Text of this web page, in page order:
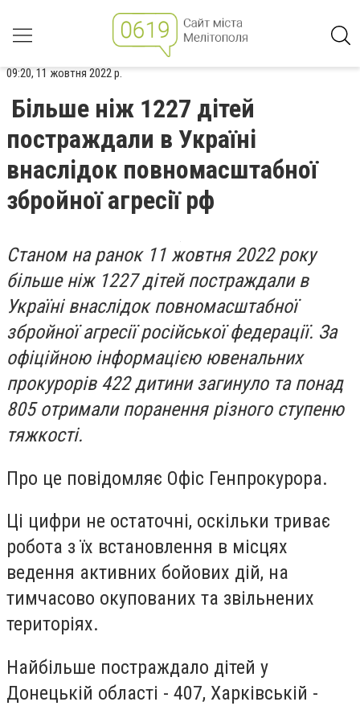
09:20, 11 жовтня 2022 р.
Більше ніж 1227 дітей
постраждали в Україні
внаслідок повномасштабної
збройної агресії рф
Станом на ранок 11 жовтня 2022 року
більше ніж 1227 дітей постраждали в
Україні внаслідок повномасштабної
збройної агресії російської федерації. За
офіційною інформацією ювенальних
прокурорів 422 дитини загинуло та понад
805 отримали поранення різного ступеню
тяжкості.
Про це повідомляє Офіс Генпрокурора.
Ці цифри не остаточні, оскільки триває
робота з їх встановлення в місцях
ведення активних бойових дій, на
тимчасово окупованих та звільнених
територіях.
Найбільше постраждало дітей у
Донецькій області - 407, Харківській -